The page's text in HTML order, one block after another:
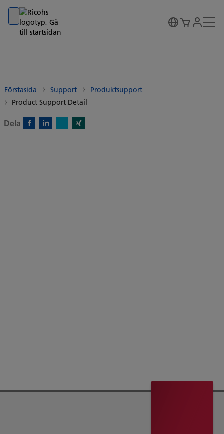
Go to banner
Go to content
Go to footer
Förstasida Support
Produktsupport
Product Support Detail
Dela